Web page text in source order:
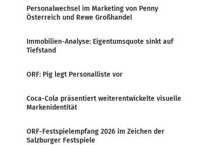
Personalwechsel im Marketing von Penny
Österreich und Rewe Großhandel
Immobilien-Analyse: Eigentumsquote sinkt auf
Tiefstand
ORF: Pig legt Personalliste vor
Coca-Cola präsentiert weiterentwickelte visuelle
Markenidentität
ORF-Festspielempfang 2026 im Zeichen der
Salzburger Festspiele